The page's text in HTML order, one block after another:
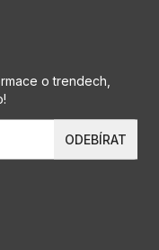
o trendech,
ODEBÍRAT